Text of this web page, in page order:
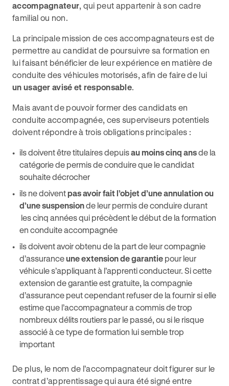
accompagnateur, qui peut appartenir à son cadre
familial ou non.
La principale mission de ces accompagnateurs est de
permettre au candidat de poursuivre sa formation en
lui faisant bénéficier de leur expérience en matière de
conduite des véhicules motorisés, afin de faire de lui
un usager avisé et responsable.
Mais avant de pouvoir former des candidats en
conduite accompagnée, ces superviseurs potentiels
doivent répondre à trois obligations principales :
ils doivent être titulaires depuisau moins cinq ansde la
catégorie de permis de conduire que le candidat
souhaite décrocher
ils ne doiventpas avoir fait l’objet d’une annulation ou
d’une suspensionde leur permis de conduire durant
les cinq années qui précèdent le début de la formation
en conduite accompagnée
ils doivent avoir obtenu de la part de leur compagnie
d’assuranceune extension de garantie pour leur
véhicule s’appliquant à l’apprenti conducteur. Si cette
extension de garantie est gratuite, la compagnie
d’assurance peut cependant refuser de la fournir si elle
estime que l’accompagnateur a commis de trop
nombreux délits routiers par le passé, ou si le risque
associé à ce type de formation lui semble trop
important
De plus, le nom de l’accompagnateur doit figurer sur le
contrat d’apprentissage qui aura été signé entre